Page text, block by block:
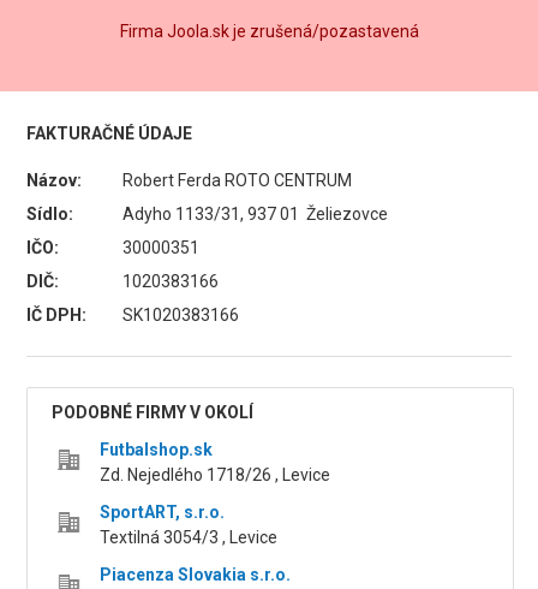
Firma Joola.sk je zrušená/pozastavená
FAKTURAČNÉ ÚDAJE
Názov:
Robert Ferda ROTO CENTRUM
Sídlo:
Adyho 1133/31, 937 01 Želiezovce
IČO:
30000351
DIČ:
1020383166
IČ DPH:
SK1020383166
PODOBNÉ FIRMY V OKOLÍ
Futbalshop.sk
Zd. Nejedlého 1718/26 , Levice
SportART, s.r.o.
Textilná 3054/3 , Levice
Piacenza Slovakia s.r.o.